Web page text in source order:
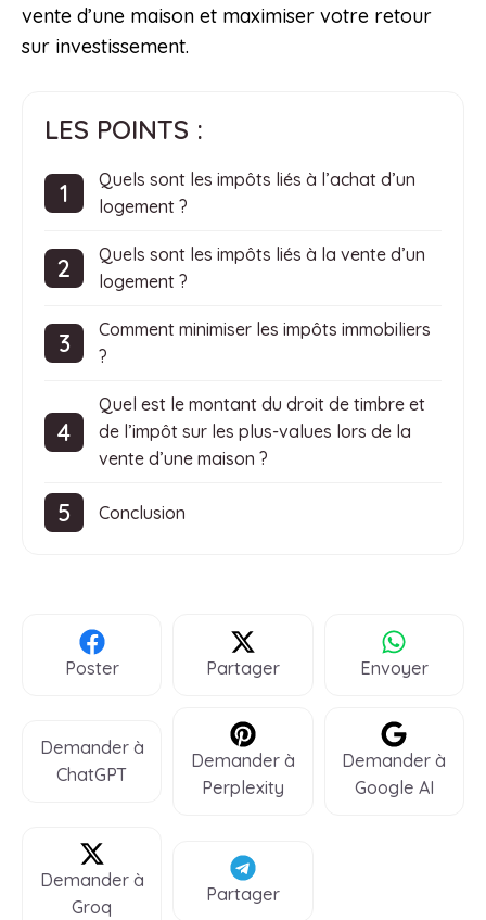
vente d’une maison et maximiser votre retour
sur investissement.
LES POINTS :
Quels sont les impôts liés à l’achat d’un
logement ?
Quels sont les impôts liés à la vente d’un
logement ?
Comment minimiser les impôts immobiliers
?
Quel est le montant du droit de timbre et
de l’impôt sur les plus-values lors de la
vente d’une maison ?
Conclusion
Poster Partager Envoyer
Demander à
ChatGPT
Demander à
Perplexity
Demander à
Google AI
Demander à
Groq
Partager